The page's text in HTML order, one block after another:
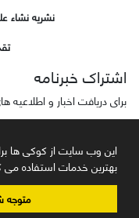
این وب سایت از کوکی ها
بهترین خدمات استفاده می
متوجه
نشریه نشاء
اشتراک خبرنامه
برای دریافت اخبار و
سامانه مدیریت نشریات